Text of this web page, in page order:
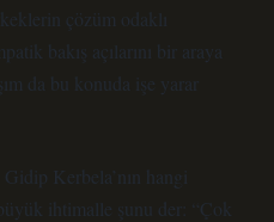
çözüm odaklı
bakış açılarını bir araya
da bu konuda işe yarar
Kerbela’nın hangi
ihtimalle şunu der: “Çok